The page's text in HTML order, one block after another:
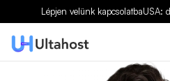
Lépjen velünk kapcsolatbaUSA: